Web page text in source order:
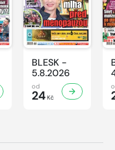
BLESK -
5.8.2026
od
24Kč